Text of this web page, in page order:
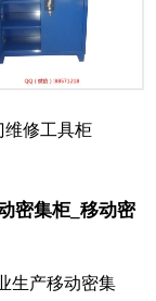
维修工具柜
密集柜_移动密
生产移动密集